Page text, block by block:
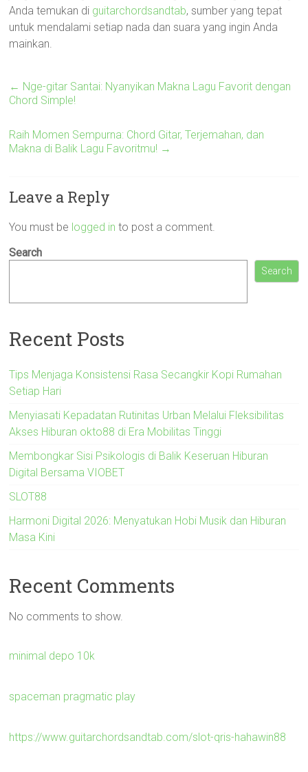
Anda temukan di guitarchordsandtab, sumber yang tepat
untuk mendalami setiap nada dan suara yang ingin Anda
mainkan.
← Nge-gitar Santai: Nyanyikan Makna Lagu Favorit dengan
Chord Simple!
Raih Momen Sempurna: Chord Gitar, Terjemahan, dan
Makna di Balik Lagu Favoritmu! →
Leave a Reply
You must be logged in to post a comment.
Search
Search
Recent Posts
Tips Menjaga Konsistensi Rasa Secangkir Kopi Rumahan
Setiap Hari
Menyiasati Kepadatan Rutinitas Urban Melalui Fleksibilitas
Akses Hiburan okto88 di Era Mobilitas Tinggi
Membongkar Sisi Psikologis di Balik Keseruan Hiburan
Digital Bersama VIOBET
SLOT88
Harmoni Digital 2026: Menyatukan Hobi Musik dan Hiburan
Masa Kini
Recent Comments
No comments to show.
minimal depo 10k
spaceman pragmatic play
https://www.guitarchordsandtab.com/slot-qris-hahawin88